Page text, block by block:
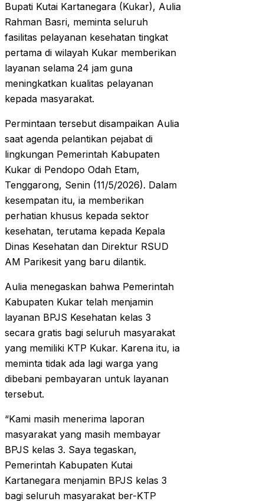
Bupati Kutai Kartanegara (Kukar), Aulia
Rahman Basri, meminta seluruh
fasilitas pelayanan kesehatan tingkat
pertama di wilayah Kukar memberikan
layanan selama 24 jam guna
meningkatkan kualitas pelayanan
kepada masyarakat.
Permintaan tersebut disampaikan Aulia
saat agenda pelantikan pejabat di
lingkungan Pemerintah Kabupaten
Kukar di Pendopo Odah Etam,
Tenggarong, Senin (11/5/2026). Dalam
kesempatan itu, ia memberikan
perhatian khusus kepada sektor
kesehatan, terutama kepada Kepala
Dinas Kesehatan dan Direktur RSUD
AM Parikesit yang baru dilantik.
Aulia menegaskan bahwa Pemerintah
Kabupaten Kukar telah menjamin
layanan BPJS Kesehatan kelas 3
secara gratis bagi seluruh masyarakat
yang memiliki KTP Kukar. Karena itu, ia
meminta tidak ada lagi warga yang
dibebani pembayaran untuk layanan
tersebut.
“Kami masih menerima laporan
masyarakat yang masih membayar
BPJS kelas 3. Saya tegaskan,
Pemerintah Kabupaten Kutai
Kartanegara menjamin BPJS kelas 3
bagi seluruh masyarakat ber-KTP